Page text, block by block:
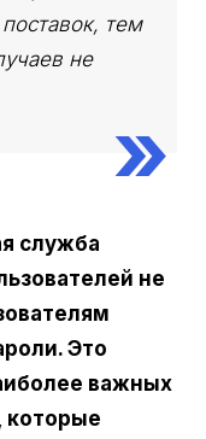
тем
не
служба
не
Это
важных
которые